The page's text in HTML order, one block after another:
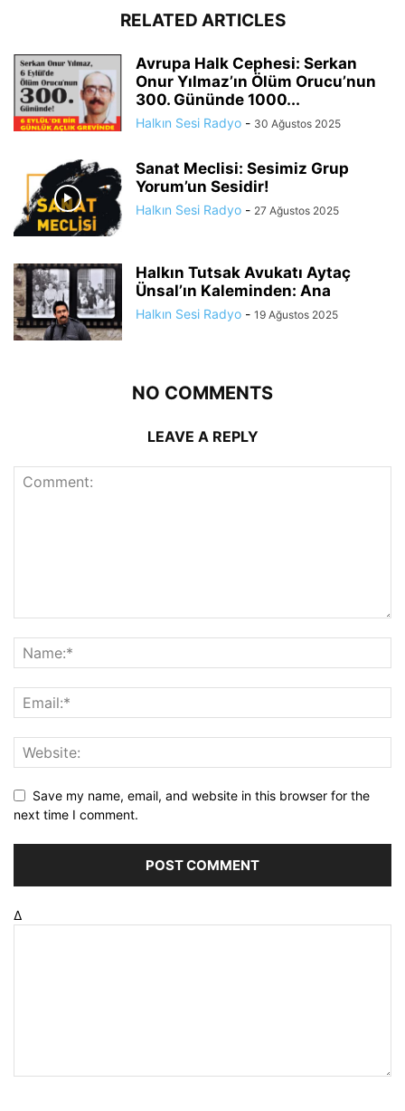
RELATED ARTICLES
Avrupa Halk Cephesi: Serkan
Onur Yılmaz’ın Ölüm Orucu’nun
300. Gününde 1000...
Halkın Sesi Radyo - 30 Ağustos 2025
Sanat Meclisi: Sesimiz Grup
Yorum’un Sesidir!
Halkın Sesi Radyo - 27 Ağustos 2025
Halkın Tutsak Avukatı Aytaç
Ünsal’ın Kaleminden: Ana
Halkın Sesi Radyo - 19 Ağustos 2025
NO COMMENTS
LEAVE A REPLY
Save my name, email, and website in this browser for the
next time I comment.
Δ